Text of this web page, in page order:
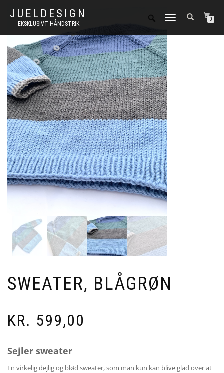
JUELDESIGN
EKSKLUSIVT HÅNDSTRIK
FLIP
0
SWEATER, BLÅGRØN
KR. 599,00
Sejler sweater
En virkelig dejlig og blød sweater, som man kun kan blive glad over at